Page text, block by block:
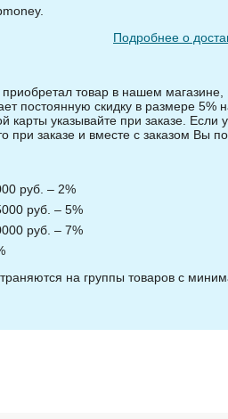
Подробнее о
приобретал товар в нашем
постоянную скидку в размере
карты указывайте при заказе.
при заказе и вместе с заказом Вы
руб. – 2%
руб. – 5%
руб. – 7%
на группы товаров с